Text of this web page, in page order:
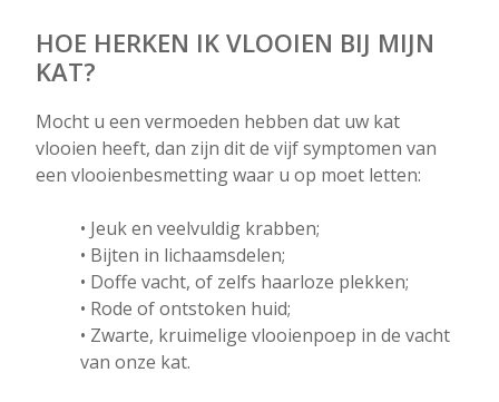
HOE HERKEN IK VLOOIEN BIJ MIJN
KAT?
Mocht u een vermoeden hebben dat uw kat
vlooien heeft, dan zijn dit de vijf symptomen van
een vlooienbesmetting waar u op moet letten:
• Jeuk en veelvuldig krabben;
• Bijten in lichaamsdelen;
• Doffe vacht, of zelfs haarloze plekken;
• Rode of ontstoken huid;
• Zwarte, kruimelige vlooienpoep in de vacht
van onze kat.